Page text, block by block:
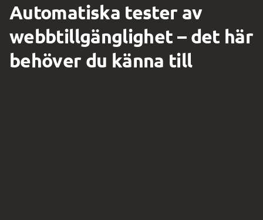
Automatiska tester av
webbtillgänglighet – det här
behöver du känna till